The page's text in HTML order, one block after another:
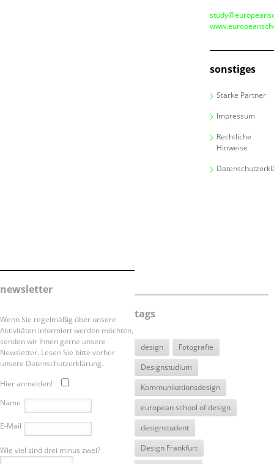
sonstiges
Starke Partner
Impressum
Rechtliche
Hinweise
newsletter
Wenn Sie regelmäßig über unsere
Aktivitäten informiert werden möchten,
senden wir Ihnen gerne unsere
Newsletter. Lesen Sie bitte vorher
unsere Datenschutzerklärung.
Hier anmelden!
Name
E-Mail
Wie viel sind drei minus zwei?
tags
design
Fotografie
Designstudium
Kommunikationsdesign
european school of design
designstudent
Design Frankfurt